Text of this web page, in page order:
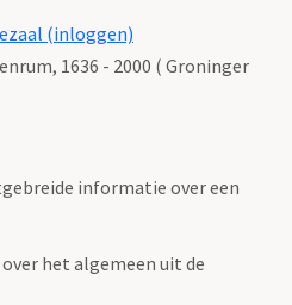
(inloggen)
1636 - 2000 ( Groninger
informatie over een
het algemeen uit de